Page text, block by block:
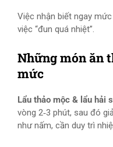
Việc nhận biết ngay
việc “đun quá nhiệt”.
Những món ăn
mức
Lẩu thảo mộc & lẩu hải
vòng 2‑3 phút, sau đó
như nấm, cần duy trì